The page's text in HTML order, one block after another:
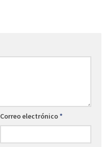
Correo electrónico*